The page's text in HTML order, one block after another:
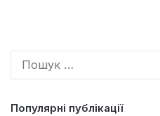
Популярні публікації